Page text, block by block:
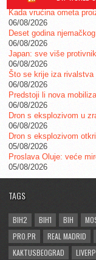
Kada vrućina ometa
06/08/2026
Deset godina
06/08/2026
Japan: sve više
06/08/2026
Što se krije iza rivalstva
06/08/2026
Predstoji li nova
06/08/2026
Dron s eksplozivom u
06/08/2026
Dron s eksplozivom
05/08/2026
Proslava Oluje: veće
05/08/2026
TAGS
BIH2 BIH1 BIH
PRO.PR
REAL MADRID
KAKTUSBEOGRAD